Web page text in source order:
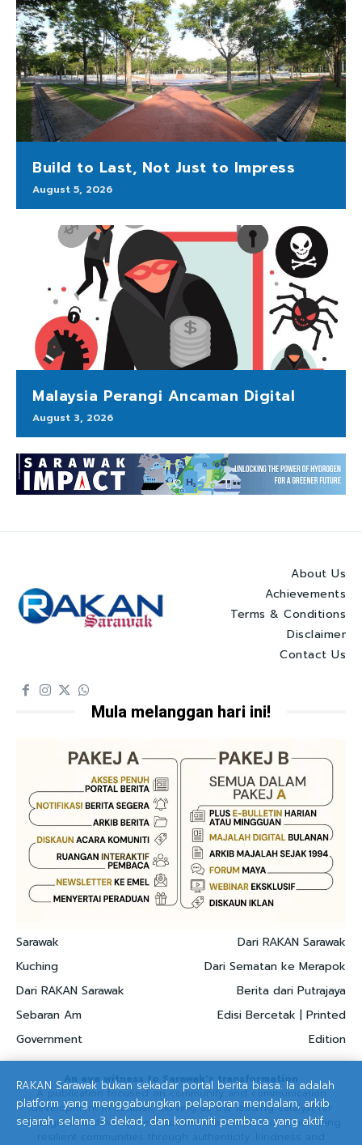
Build to Last, Not Just to Impress
August 5, 2026
Malaysia Perangi Ancaman Digital
August 3, 2026
About Us
Achievements
Terms & Conditions
Disclaimer
Contact Us
Mula melanggan hari ini!
Sarawak
Kuching
Dari RAKAN Sarawak
Sebaran Am
Government
Dari RAKAN Sarawak
Dari Sematan ke Merapok
Berita dari Putrajaya
Edisi Bercetak | Printed
Edition
An eye witness to Sarawak's transformation
A publication focused on community and communication
development in Sarawak, serving as the leading catalyst for
strategic and development communication solutions, nurturing
RAKAN Sarawak bukan sekadar portal berita biasa. Ia adalah
platform yang menggabungkan pelaporan mendalam, arkib
sejarah selama 3 dekad, dan komuniti pembaca yang aktif.